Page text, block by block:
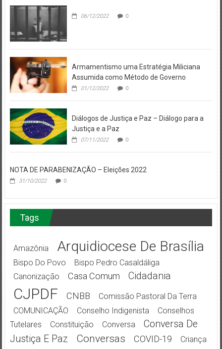
06/12/2022 0
Armamentismo uma Estratégia Miliciana
Assumida como Método de Governo
01/12/2022 0
Diálogos de Justiça e Paz – Diálogo para a
Justiça e a Paz
07/11/2022 0
NOTA DE PARABENIZAÇÃO – Eleições 2022
31/10/2022 0
Tags
Amazônia Arquidiocese De Brasília
Bispo Do Povo
Bispo Pedro Casaldáliga
Canonização
Casa Comum Cidadania
CJPDF CNBB
Comissão Pastoral Da Terra
COMUNICAÇÃO
Conselho Indigenista
Conselhos
Tutelares
Constituição Conversa
Conversa De
Justiça E Paz
Conversas COVID-19 Criança